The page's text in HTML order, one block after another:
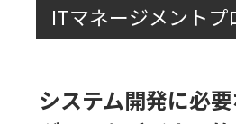
ITマネージメントプ
システム開発に必